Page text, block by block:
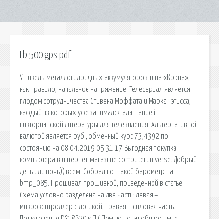
Eb 500 gps pdf
У никель-металлогидридных аккумуляторов типа «Крона»,
как правило, начальное напряжение. Телесериал является
плодом сотрудничества Стивена Моффата и Марка Гэтисса,
каждый из которых уже занимался адаптацией
викторианской литературы для телевидения. Альтернативной
валютой является руб., обменный курс 73,4392 по
состоянию на 08.04.2019 05:31:17 Выгодная покупка
компьютера в интернет-магазине computeruniverse. Добрый
день или ночь)) всем. Собрал вот такой барометр на
bmp_085. Прошивал прошивкой, приведенной в статье.
Схема условно разделена на две части: левая –
микроконтроллер с логикой, правая – силовая часть.